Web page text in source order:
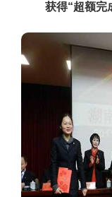
获得“超额完